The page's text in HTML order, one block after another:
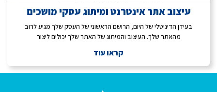
עיצוב אתר אינטרנט ומיתוג עסקי מושכים
בעידן הדיגיטלי של היום, הרושם הראשוני של העסק שלך מגיע לרוב
מהאתר שלך. העיצוב והמיתוג של האתר שלך יכולים ליצור
קראו עוד